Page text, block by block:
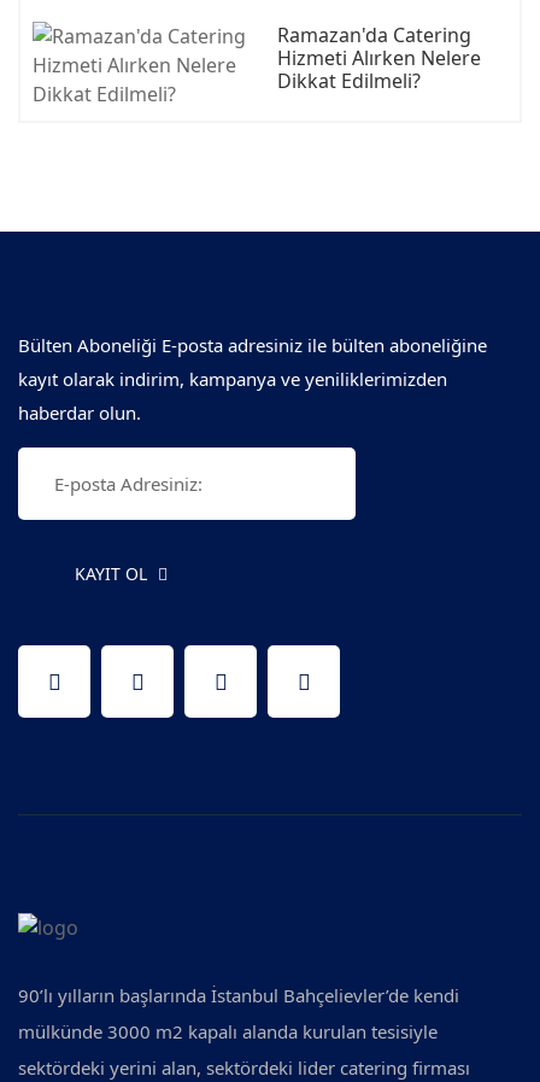
Ramazan'da Catering
Hizmeti Alırken Nelere
Dikkat Edilmeli?
Bülten Aboneliği E-posta adresiniz ile bülten aboneliğine
kayıt olarak indirim, kampanya ve yeniliklerimizden
haberdar olun.
KAYIT OL
90’lı yılların başlarında İstanbul Bahçelievler’de kendi
mülkünde 3000 m2 kapalı alanda kurulan tesisiyle
sektördeki yerini alan, sektördeki lider catering firması